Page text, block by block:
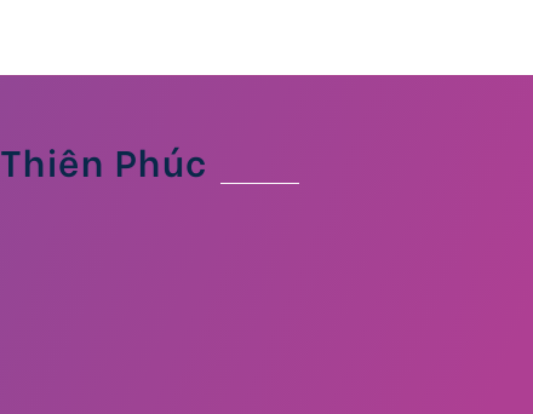
Thiên Phúc